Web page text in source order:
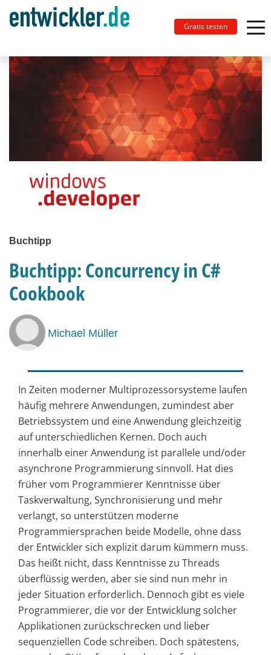
Gratis testen
Buchtipp
Buchtipp: Concurrency in C#
Cookbook
Michael Müller
In Zeiten moderner Multiprozessorsysteme laufen
häufig mehrere Anwendungen, zumindest aber
Betriebssystem und eine Anwendung gleichzeitig
auf unterschiedlichen Kernen. Doch auch
innerhalb einer Anwendung ist parallele und/oder
asynchrone Programmierung sinnvoll. Hat dies
früher vom Programmierer Kenntnisse über
Taskverwaltung, Synchronisierung und mehr
verlangt, so unterstützen moderne
Programmiersprachen beide Modelle, ohne dass
der Entwickler sich explizit darum kümmern muss.
Das heißt nicht, dass Kenntnisse zu ­Threads
überflüssig werden, aber sie sind nun mehr in
jeder Situation erforderlich. Dennoch gibt es viele
Programmierer, die vor der Entwicklung solcher
Applikationen zurückschrecken und lieber
sequenziellen Code schreiben. Doch spätestens,